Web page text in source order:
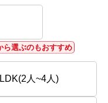
ら選ぶのもおすすめ
人~4人)